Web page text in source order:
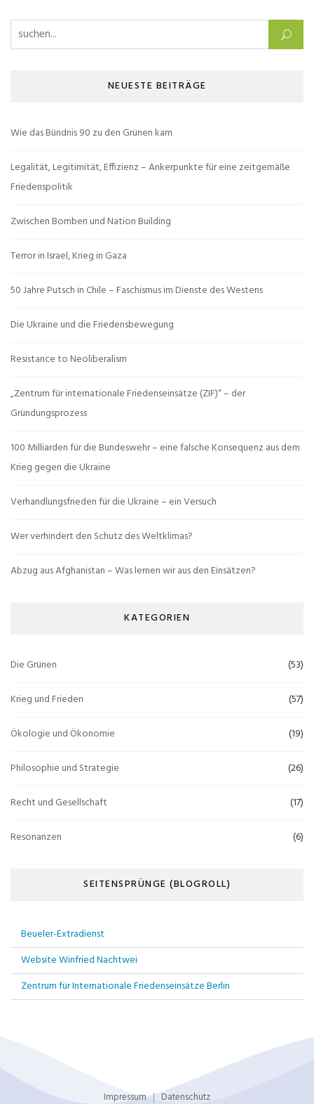
Suchen nach:
NEUESTE BEITRÄGE
Wie das Bündnis 90 zu den Grünen kam
Legalität, Legitimität, Effizienz – Ankerpunkte für eine zeitgemäße
Friedenspolitik
Zwischen Bomben und Nation Building
Terror in Israel, Krieg in Gaza
50 Jahre Putsch in Chile – Faschismus im Dienste des Westens
Die Ukraine und die Friedensbewegung
Resistance to Neoliberalism
„Zentrum für internationale Friedenseinsätze (ZIF)“ – der
Gründungsprozess
100 Milliarden für die Bundeswehr – eine falsche Konsequenz aus dem
Krieg gegen die Ukraine
Verhandlungsfrieden für die Ukraine – ein Versuch
Wer verhindert den Schutz des Weltklimas?
Abzug aus Afghanistan – Was lernen wir aus den Einsätzen?
KATEGORIEN
Die Grünen (53)
Krieg und Frieden (57)
Ökologie und Ökonomie (19)
Philosophie und Strategie (26)
Recht und Gesellschaft (17)
Resonanzen (6)
SEITENSPRÜNGE (BLOGROLL)
Beueler-Extradienst
Website Winfried Nachtwei
Zentrum für Internationale Friedenseinsätze Berlin
Impressum Datenschutz